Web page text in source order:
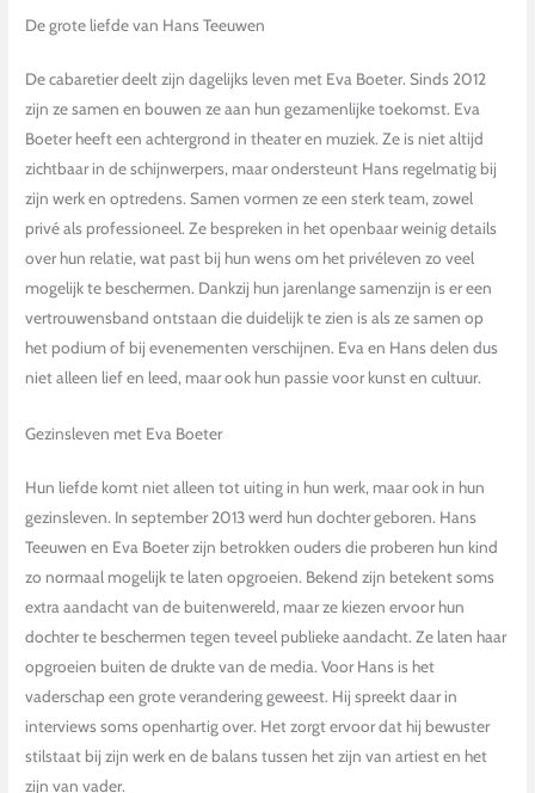
De grote liefde van Hans Teeuwen
De cabaretier deelt zijn dagelijks leven met Eva Boeter. Sinds 2012
zijn ze samen en bouwen ze aan hun gezamenlijke toekomst. Eva
Boeter heeft een achtergrond in theater en muziek. Ze is niet altijd
zichtbaar in de schijnwerpers, maar ondersteunt Hans regelmatig bij
zijn werk en optredens. Samen vormen ze een sterk team, zowel
privé als professioneel. Ze bespreken in het openbaar weinig details
over hun relatie, wat past bij hun wens om het privéleven zo veel
mogelijk te beschermen. Dankzij hun jarenlange samenzijn is er een
vertrouwensband ontstaan die duidelijk te zien is als ze samen op
het podium of bij evenementen verschijnen. Eva en Hans delen dus
niet alleen lief en leed, maar ook hun passie voor kunst en cultuur.
Gezinsleven met Eva Boeter
Hun liefde komt niet alleen tot uiting in hun werk, maar ook in hun
gezinsleven. In september 2013 werd hun dochter geboren. Hans
Teeuwen en Eva Boeter zijn betrokken ouders die proberen hun kind
zo normaal mogelijk te laten opgroeien. Bekend zijn betekent soms
extra aandacht van de buitenwereld, maar ze kiezen ervoor hun
dochter te beschermen tegen teveel publieke aandacht. Ze laten haar
opgroeien buiten de drukte van de media. Voor Hans is het
vaderschap een grote verandering geweest. Hij spreekt daar in
interviews soms openhartig over. Het zorgt ervoor dat hij bewuster
stilstaat bij zijn werk en de balans tussen het zijn van artiest en het
zijn van vader.